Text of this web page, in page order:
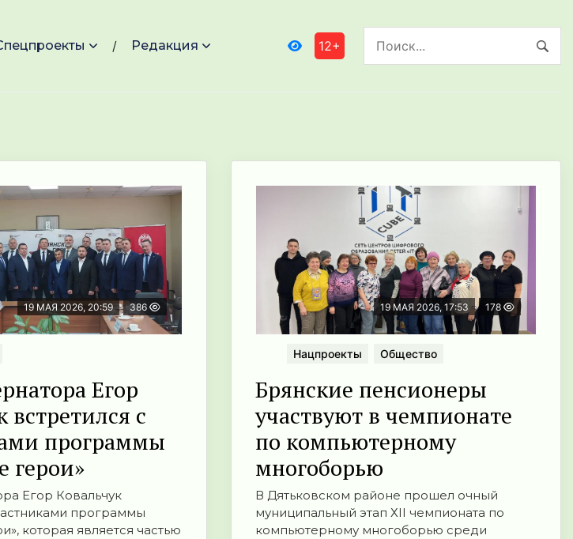
Редакция 12+
19 МАЯ 2026, 20:59 386
Егор
встретился с
программы
герои»
Егор Ковальчук
программы
которая является частью
19 МАЯ 2026, 17:53 178
Нацпроекты Общество
Брянские пенсионеры
участвуют в чемпионате
по компьютерному
многоборью
В Дятьковском районе прошел очный
муниципальный этап ХII чемпионата по
компьютерному многоборью среди